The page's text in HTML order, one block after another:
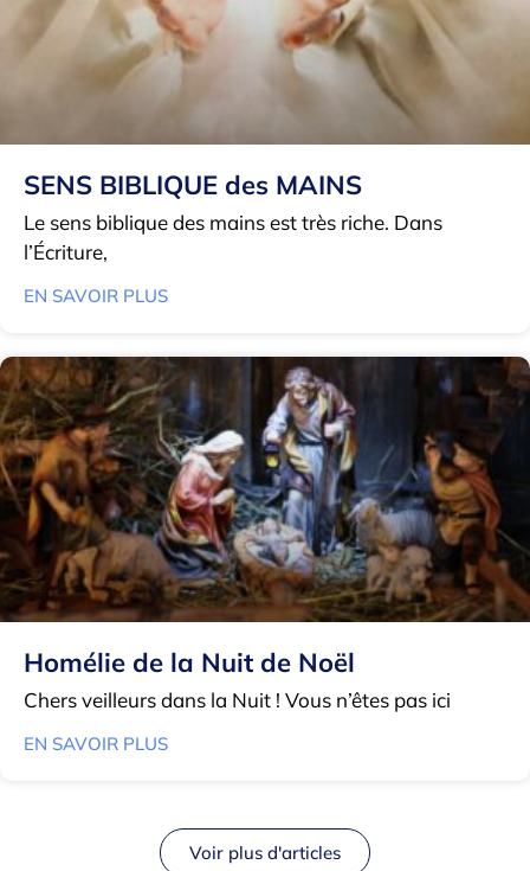
SENS BIBLIQUE des MAINS
Le sens biblique des mains est très riche. Dans
l’Écriture,
EN SAVOIR PLUS
Homélie de la Nuit de Noël
Chers veilleurs dans la Nuit ! Vous n’êtes pas ici
EN SAVOIR PLUS
Voir plus d'articles